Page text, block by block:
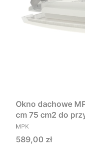
Okno dachowe
cm 75 cm2 do
PRODUCENT
MPK
Cena
589,00 zł